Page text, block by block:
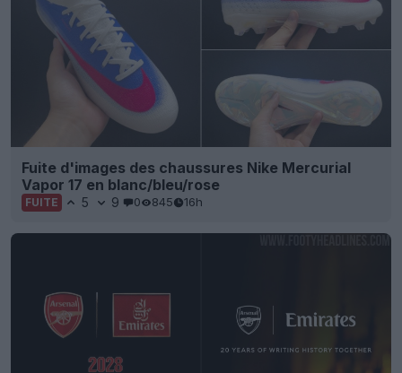
Fuite d'images des chaussures Nike Mercurial
Vapor 17 en blanc/bleu/rose
FUITE 5 9 0 845 16h